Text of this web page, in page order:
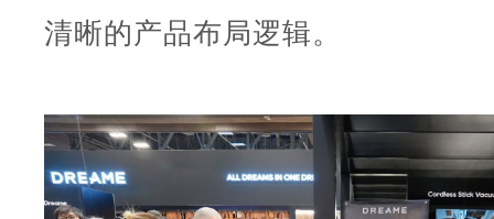
清晰的产品布局逻辑。